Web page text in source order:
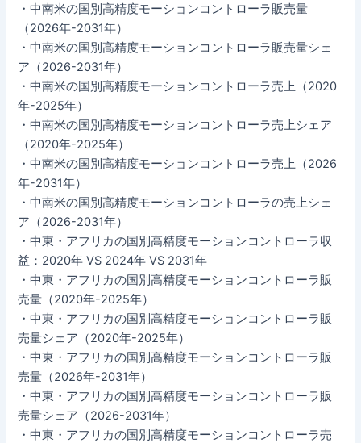
・中南米の国別高精度モーションコントローラ販売量
（2026年-2031年）
・中南米の国別高精度モーションコントローラ販売量シェ
ア（2026-2031年）
・中南米の国別高精度モーションコントローラ売上（2020
年-2025年）
・中南米の国別高精度モーションコントローラ売上シェア
（2020年-2025年）
・中南米の国別高精度モーションコントローラ売上（2026
年-2031年）
・中南米の国別高精度モーションコントローラの売上シェ
ア（2026-2031年）
・中東・アフリカの国別高精度モーションコントローラ収
益：2020年 VS 2024年 VS 2031年
・中東・アフリカの国別高精度モーションコントローラ販
売量（2020年-2025年）
・中東・アフリカの国別高精度モーションコントローラ販
売量シェア（2020年-2025年）
・中東・アフリカの国別高精度モーションコントローラ販
売量（2026年-2031年）
・中東・アフリカの国別高精度モーションコントローラ販
売量シェア（2026-2031年）
・中東・アフリカの国別高精度モーションコントローラ売